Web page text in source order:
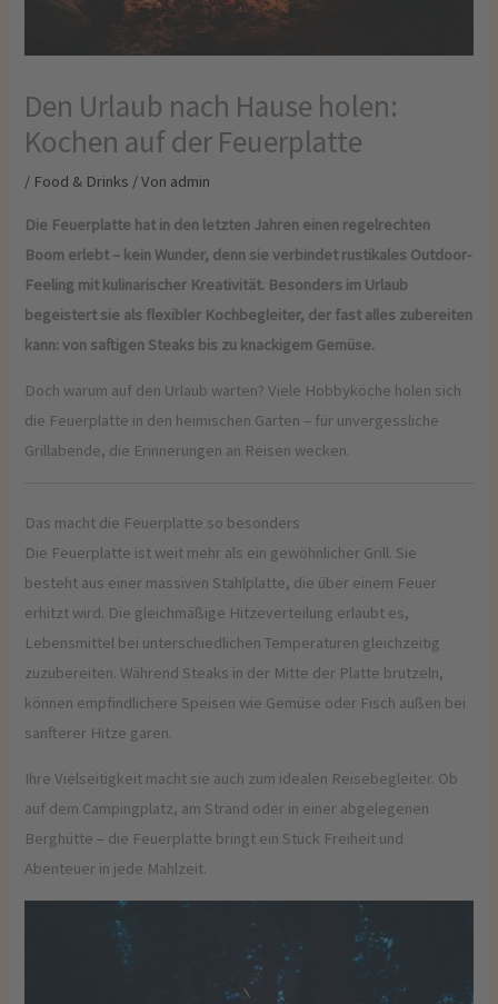
Den Urlaub nach Hause holen:
Kochen auf der Feuerplatte
/ Food & Drinks / Von admin
Die Feuerplatte hat in den letzten Jahren einen regelrechten
Boom erlebt – kein Wunder, denn sie verbindet rustikales Outdoor-
Feeling mit kulinarischer Kreativität. Besonders im Urlaub
begeistert sie als flexibler Kochbegleiter, der fast alles zubereiten
kann: von saftigen Steaks bis zu knackigem Gemüse.
Doch warum auf den Urlaub warten? Viele Hobbyköche holen sich
die Feuerplatte in den heimischen Garten – für unvergessliche
Grillabende, die Erinnerungen an Reisen wecken.
Das macht die Feuerplatte so besonders
Die Feuerplatte ist weit mehr als ein gewöhnlicher Grill. Sie
besteht aus einer massiven Stahlplatte, die über einem Feuer
erhitzt wird. Die gleichmäßige Hitzeverteilung erlaubt es,
Lebensmittel bei unterschiedlichen Temperaturen gleichzeitig
zuzubereiten. Während Steaks in der Mitte der Platte brutzeln,
können empfindlichere Speisen wie Gemüse oder Fisch außen bei
sanfterer Hitze garen.
Ihre Vielseitigkeit macht sie auch zum idealen Reisebegleiter. Ob
auf dem Campingplatz, am Strand oder in einer abgelegenen
Berghütte – die Feuerplatte bringt ein Stück Freiheit und
Abenteuer in jede Mahlzeit.